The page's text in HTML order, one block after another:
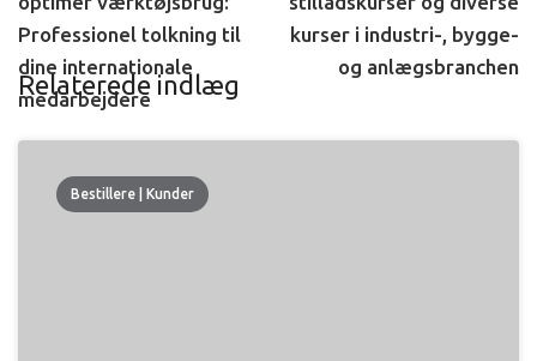
Professionel tolkning til
dine internationale
medarbejdere
kurser i industri-, bygge-
og anlægsbranchen
Relaterede indlæg
Bestillere | Kunder